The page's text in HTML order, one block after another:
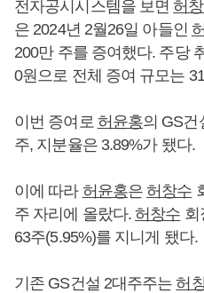
전자공시시스템을 보면허
은 2024년 2월26일 아들인
200만 주를 증여했다. 주당
0원으로 전체 증여 규모는
이번 증여로 허윤홍의 GS건
주, 지분율은 3.89%가 됐다.
이에 따라 허윤홍은허창수
주 자리에 올랐다.허창수 회
63주(5.95%)를 지니게 됐다.
기존 GS건설 2대주주는허